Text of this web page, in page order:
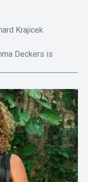
Krajicek
Deckers is